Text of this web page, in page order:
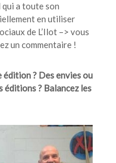
a toute son
en utiliser
de L’Ilot –> vous
un commentaire !
édition ? Des envies ou
? Balancez les